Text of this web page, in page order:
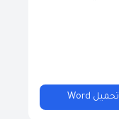
تحميل Word